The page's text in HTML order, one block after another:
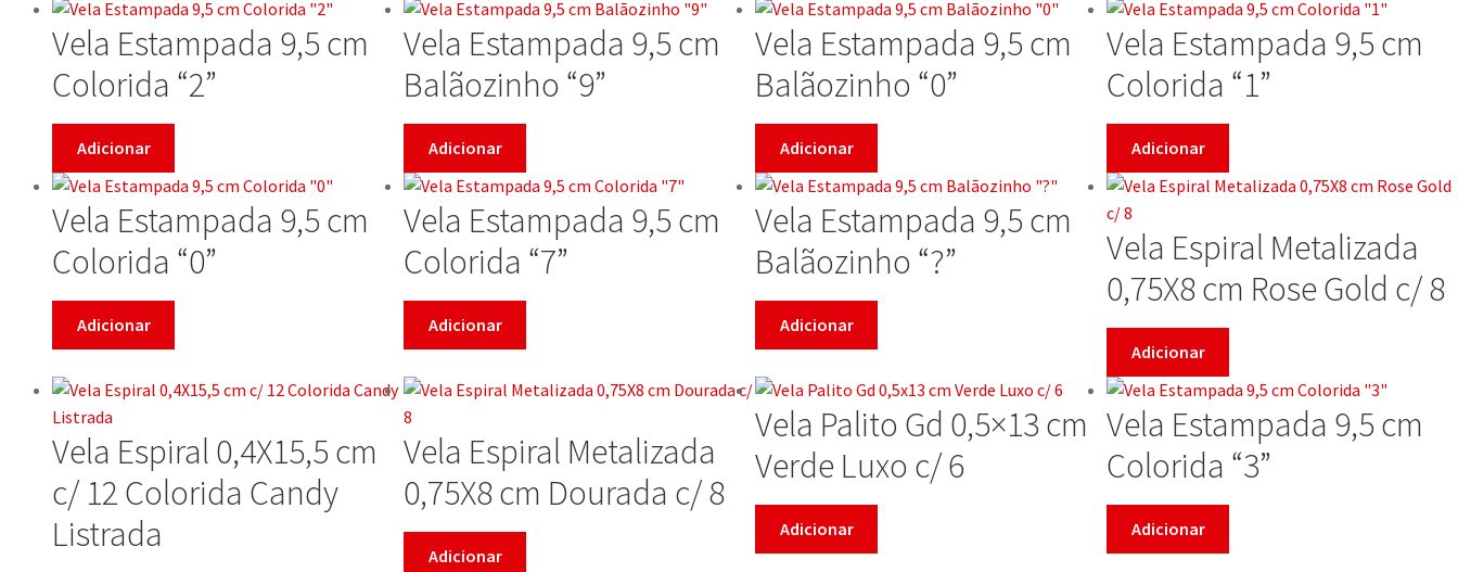
Vela Estampada 9,5 cm
Colorida “2”
Adicionar
Vela Estampada 9,5 cm
Balãozinho “9”
Adicionar
Vela Estampada 9,5 cm
Balãozinho “0”
Adicionar
Vela Estampada 9,5 cm
Colorida “1”
Adicionar
Vela Estampada 9,5 cm
Colorida “0”
Adicionar
Vela Estampada 9,5 cm
Colorida “7”
Adicionar
Vela Estampada 9,5 cm
Balãozinho “?”
Adicionar
Vela Espiral Metalizada
0,75X8 cm Rose Gold c/ 8
Adicionar
Vela Espiral 0,4X15,5 cm
c/ 12 Colorida Candy
Listrada
Vela Espiral Metalizada
0,75X8 cm Dourada c/ 8
Adicionar
Vela Palito Gd 0,5×13 cm
Verde Luxo c/ 6
Adicionar
Vela Estampada 9,5 cm
Colorida “3”
Adicionar